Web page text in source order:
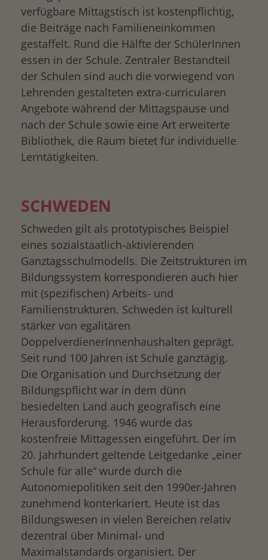
verfügbare Mittagstisch ist kostenpflichtig,
die Beiträge nach Familieneinkommen
gestaffelt. Rund die Hälfte der SchülerInnen
essen in der Schule. Zentraler Bestandteil
der Schulen sind auch die vorwiegend von
Lehrenden gestalteten extra-curricularen
Angebote während der Mittagspause und
nach der Schule sowie eine Art erweiterte
Bibliothek, die Raum bietet für individuelle
Lerntätigkeiten.
SCHWEDEN
Schweden gilt als prototypisches Beispiel
eines sozialstaatlich-aktivierenden
Ganztagsschulmodells. Die Zeitstrukturen im
Bildungssystem korrespondieren auch hier
mit (spezifischen) Arbeits- und
Familienstrukturen. Schweden ist kulturell
stärker von egalitären
DoppelverdienerInnenhaushalten geprägt.
Seit rund 100 Jahren ist Schule ganztägig.
Die Organisation und Durchsetzung der
Bildungspflicht war in dem dünn
besiedelten Land auch geografisch eine
Herausforderung. 1946 wurde das
kostenfreie Mittagessen eingeführt. Der im
20. Jahrhundert geltende Leitgedanke „einer
Schule für alle“ wurde durch die
Autonomiepolitiken seit den 1990er-Jahren
zunehmend konterkariert. Heute ist das
Bildungswesen in vielen Bereichen relativ
dezentral über Minimal- und
Maximalstandards organisiert. Der